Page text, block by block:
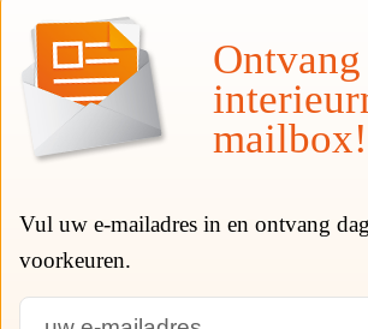
mailbox!
Vul uw e-mailadres in en ontvang
voorkeuren.